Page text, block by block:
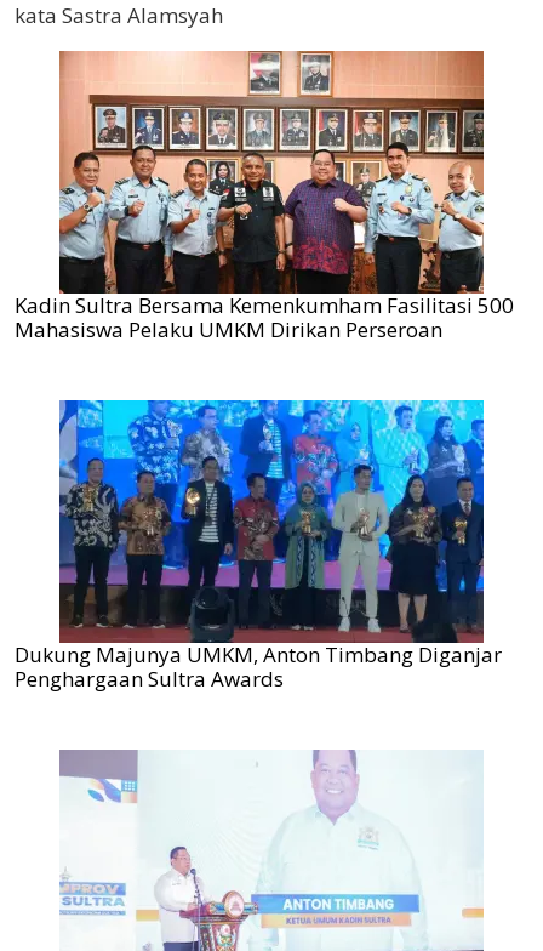
kata Sastra Alamsyah
Kadin Sultra Bersama Kemenkumham Fasilitasi 500
Mahasiswa Pelaku UMKM Dirikan Perseroan
Dukung Majunya UMKM, Anton Timbang Diganjar
Penghargaan Sultra Awards